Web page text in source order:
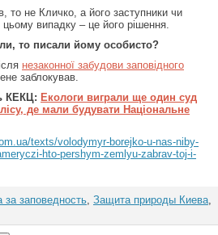
то не Кличко, а його заступники чи
випадку – це його рішення.
то писали йому особисто?
незаконної забудови заповідного
заблокував.
КЕКЦ: Екологи виграли ще один суд
де мали будувати Національне
texts/volodymyr-borejko-u-nas-niby-
hto-pershym-zemlyu-zabrav-toj-i-
за заповедность, Защита природы Киева,